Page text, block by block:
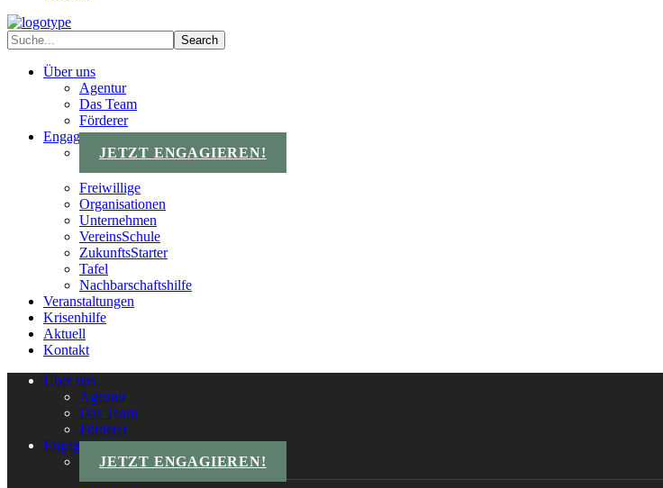
Über uns
Agentur
Das Team
Förderer
Engagements
JETZT ENGAGIEREN!
Freiwillige
Organisationen
Unternehmen
VereinsSchule
ZukunftsStarter
Tafel
Nachbarschaftshilfe
Veranstaltungen
Krisenhilfe
Aktuell
Kontakt
Über uns
Agentur
Das Team
Förderer
Engagements
JETZT ENGAGIEREN!